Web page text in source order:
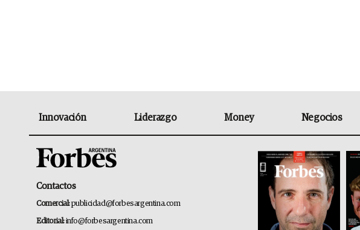
Innovación Liderazgo Money Negocios
Contactos
Comercial:publicidad@forbesargentina.com
Editorial:info@forbesargentina.com